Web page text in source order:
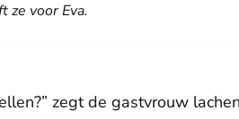
ze voor Eva.
zegt de gastvrouw